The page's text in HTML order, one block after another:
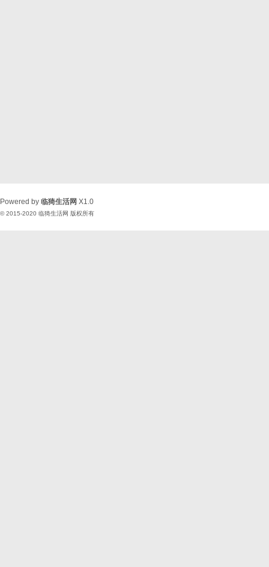
Powered by 临猗生活网 X1.0
© 2015-2020 临猗生活网 版权所有